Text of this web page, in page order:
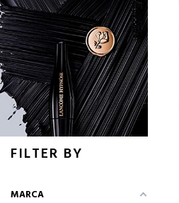
FILTER BY
MARCA